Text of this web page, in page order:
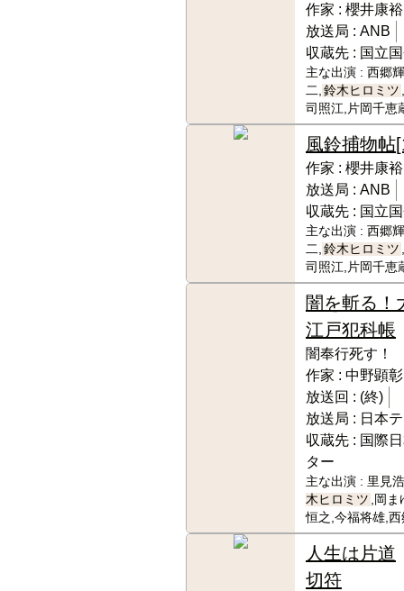
作家 : 櫻井康裕
放送局 : ANB
収蔵先 : 国立
主な出演 : 西郷
二, 鈴木ヒロミツ
司照江,片岡千恵
風鈴捕物帖
作家 : 櫻井康裕
放送局 : ANB
収蔵先 : 国立
主な出演 : 西郷
二, 鈴木ヒロミツ
司照江,片岡千恵
闇を斬る！
江戸犯科帳
闇奉行死す！
作家 : 中野顕
放送回 : (終)
放送局 : 日本
収蔵先 : 国際
ター
主な出演 : 里見
木ヒロミツ ,岡
恒之,今福将雄,
人生は片道
切符